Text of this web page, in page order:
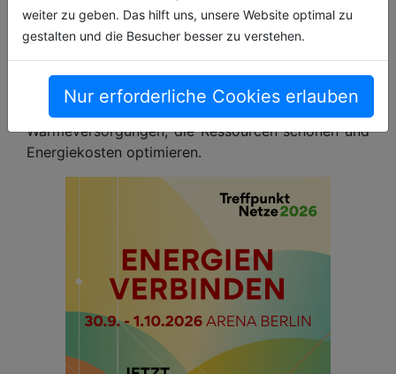
weiter zu geben. Das hilft uns, unsere Website optimal zu
gestalten und die Besucher besser zu verstehen.
Nur erforderliche Cookies erlauben
die sich im Einsatz für erneuerbare Energien als
der Partner für die Energiewende versteht. Für
Kunden aus Kommunen, Industrie und Gewerbe
ent-wickelt sie CO₂-neutrale Energiekonzepte
sowie nachhaltige und hocheffiziente
Wärmeversorgungen, die Ressourcen schonen und
Energiekosten optimieren.